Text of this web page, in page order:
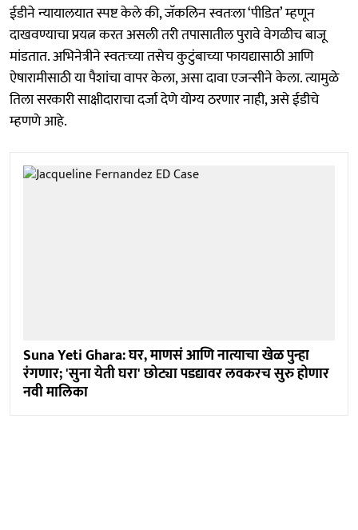
ईडीने न्यायालयात स्पष्ट केले की, जॅकलिन स्वतःला ‘पीडित’ म्हणून
दाखवण्याचा प्रयत्न करत असली तरी तपासातील पुरावे वेगळीच बाजू
मांडतात. अभिनेत्रीने स्वतःच्या तसेच कुटुंबाच्या फायद्यासाठी आणि
ऐषारामीसाठी या पैशांचा वापर केला, असा दावा एजन्सीने केला. त्यामुळे
तिला सरकारी साक्षीदाराचा दर्जा देणे योग्य ठरणार नाही, असे ईडीचे
म्हणणे आहे.
Suna Yeti Ghara: घर, माणसं आणि नात्याचा खेळ पुन्हा
रंगणार; 'सुना येती घरा' छोट्या पडद्यावर लवकरच सुरु होणार
नवी मालिका